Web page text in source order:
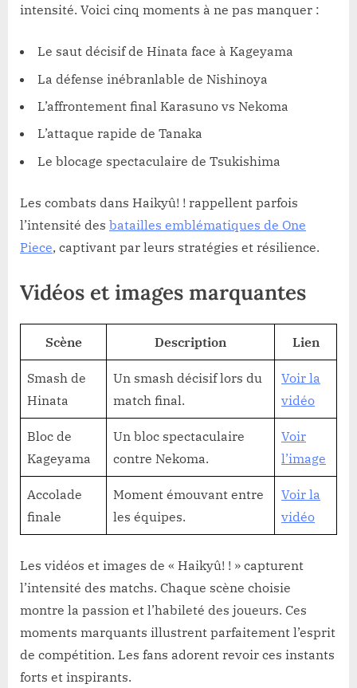
intensité. Voici cinq moments à ne pas manquer :
Le saut décisif de Hinata face à Kageyama
La défense inébranlable de Nishinoya
L’affrontement final Karasuno vs Nekoma
L’attaque rapide de Tanaka
Le blocage spectaculaire de Tsukishima
Les combats dans Haikyû! ! rappellent parfois
l’intensité des batailles emblématiques de One
Piece, captivant par leurs stratégies et résilience.
Vidéos et images marquantes
Scène Description Lien
Smash de
Hinata
Un smash décisif lors du
match final.
Voir la
vidéo
Bloc de
Kageyama
Un bloc spectaculaire
contre Nekoma.
Voir
l’image
Accolade
finale
Moment émouvant entre
les équipes.
Voir la
vidéo
Les vidéos et images de « Haikyû! ! » capturent
l’intensité des matchs. Chaque scène choisie
montre la passion et l’habileté des joueurs. Ces
moments marquants illustrent parfaitement l’esprit
de compétition. Les fans adorent revoir ces instants
forts et inspirants.